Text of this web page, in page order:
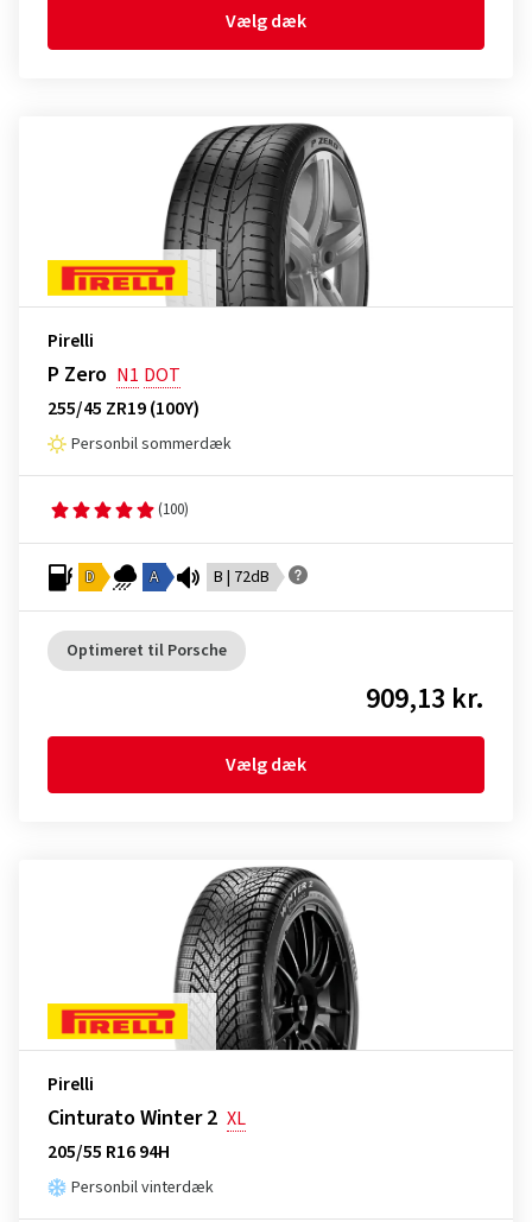
Vælg dæk
Pirelli
P Zero N1 DOT
255/45 ZR19 (100Y)
Personbil sommerdæk
(100)
D A B | 72dB
Optimeret til Porsche
909,13 kr.
Vælg dæk
Pirelli
Cinturato Winter 2 XL
205/55 R16 94H
Personbil vinterdæk